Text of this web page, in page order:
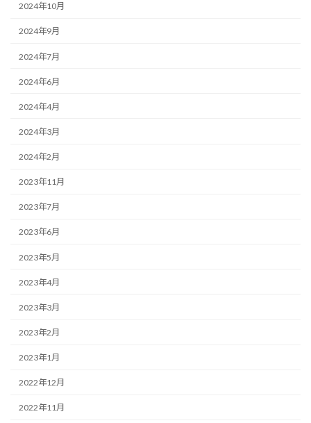
2024年10月
2024年9月
2024年7月
2024年6月
2024年4月
2024年3月
2024年2月
2023年11月
2023年7月
2023年6月
2023年5月
2023年4月
2023年3月
2023年2月
2023年1月
2022年12月
2022年11月